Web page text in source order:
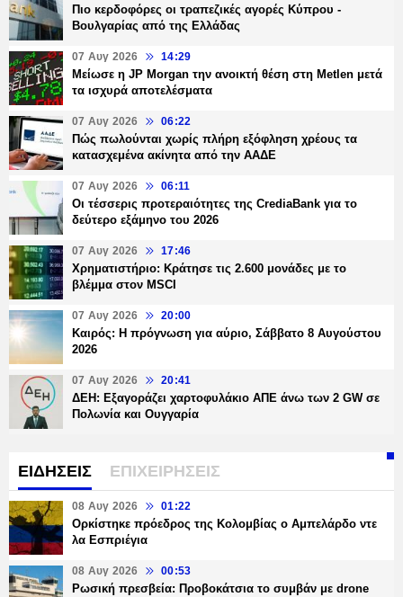
Πιο κερδοφόρες οι τραπεζικές αγορές Κύπρου -
Βουλγαρίας από της Ελλάδας
07 Αυγ 2026 14:29
Μείωσε η JP Morgan την ανοικτή θέση στη Metlen μετά
τα ισχυρά αποτελέσματα
07 Αυγ 2026 06:22
Πώς πωλούνται χωρίς πλήρη εξόφληση χρέους τα
κατασχεμένα ακίνητα από την ΑΑΔΕ
07 Αυγ 2026 06:11
Οι τέσσερις προτεραιότητες της CrediaBank για το
δεύτερο εξάμηνο του 2026
07 Αυγ 2026 17:46
Χρηματιστήριο: Κράτησε τις 2.600 μονάδες με το
βλέμμα στον MSCI
07 Αυγ 2026 20:00
Καιρός: Η πρόγνωση για αύριο, Σάββατο 8 Αυγούστου
2026
07 Αυγ 2026 20:41
ΔΕΗ: Εξαγοράζει χαρτοφυλάκιο ΑΠΕ άνω των 2 GW σε
Πολωνία και Ουγγαρία
ΕΙΔΗΣΕΙΣ ΕΠΙΧΕΙΡΗΣΕΙΣ
08 Αυγ 2026 01:22
Ορκίστηκε πρόεδρος της Κολομβίας ο Αμπελάρδο ντε
λα Εσπριέγια
08 Αυγ 2026 00:53
Ρωσική πρεσβεία: Προβοκάτσια το συμβάν με drone